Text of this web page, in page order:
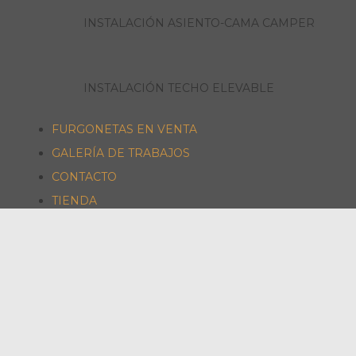
INSTALACIÓN ASIENTO-CAMA CAMPER
INSTALACIÓN TECHO ELEVABLE
FURGONETAS EN VENTA
GALERÍA DE TRABAJOS
CONTACTO
TIENDA